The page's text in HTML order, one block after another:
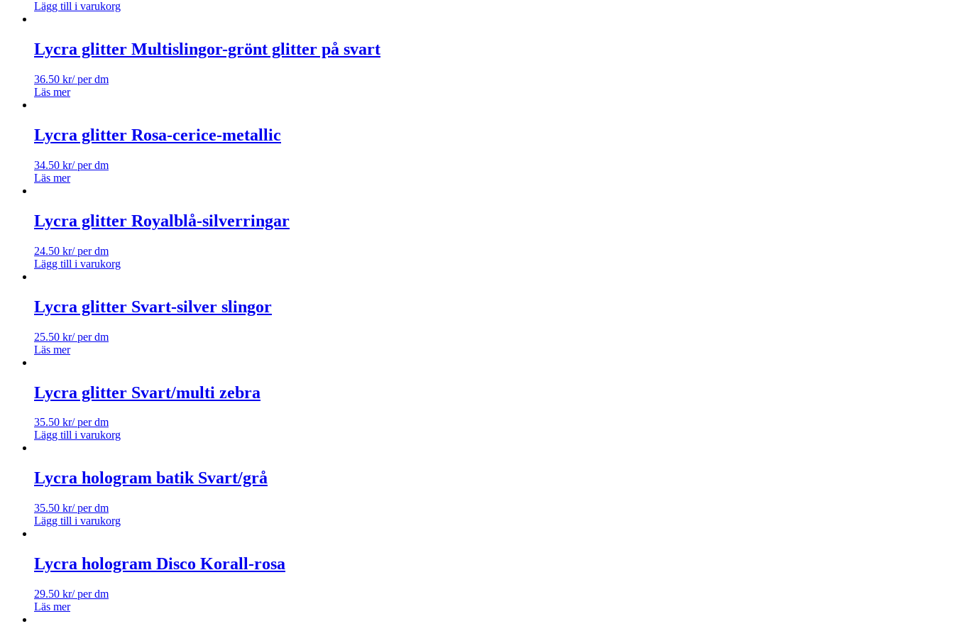
Lägg till i varukorg
Lycra glitter Multislingor-grönt glitter på svart
36.50 kr/ per dm
Läs mer
Lycra glitter Rosa-cerice-metallic
34.50 kr/ per dm
Läs mer
Lycra glitter Royalblå-silverringar
24.50 kr/ per dm
Lägg till i varukorg
Lycra glitter Svart-silver slingor
25.50 kr/ per dm
Läs mer
Lycra glitter Svart/multi zebra
35.50 kr/ per dm
Lägg till i varukorg
Lycra hologram batik Svart/grå
35.50 kr/ per dm
Lägg till i varukorg
Lycra hologram Disco Korall-rosa
29.50 kr/ per dm
Läs mer